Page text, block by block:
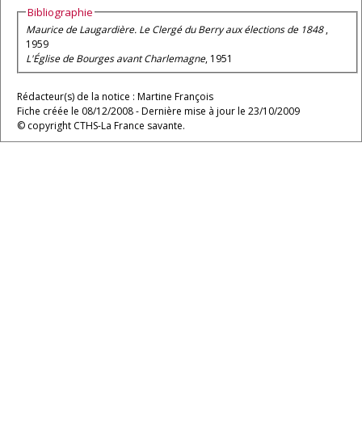
Bibliographie
Maurice de Laugardière. Le Clergé du Berry aux élections de 1848,
1959
L'Église de Bourges avant Charlemagne, 1951
Rédacteur(s) de la notice : Martine François
Fiche créée le 08/12/2008 - Dernière mise à jour le 23/10/2009
© copyright CTHS-La France savante.